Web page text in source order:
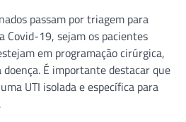
passam por triagem para
Covid-19, sejam os pacientes
em programação cirúrgica,
É importante destacar que
UTI isolada e específica para